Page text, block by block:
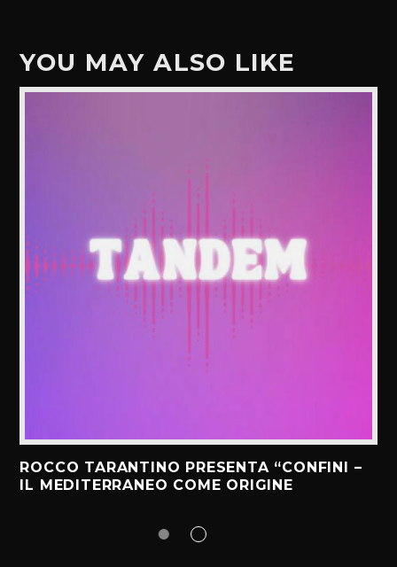
YOU MAY ALSO LIKE
ROCCO TARANTINO PRESENTA “CONFINI –
IL MEDITERRANEO COME ORIGINE